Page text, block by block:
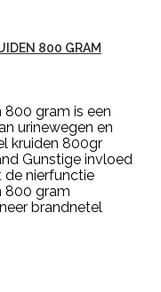
800 GRAM
800 gram is een
urinewegen en
kruiden 800gr
Gunstige invloed
nierfunctie
800 gram
brandnetel